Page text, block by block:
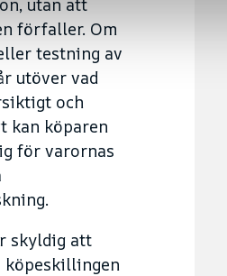
förfaller. Om
testning av
utöver vad
och
kan köparen
för varornas
skyldig att
köpeskillingen